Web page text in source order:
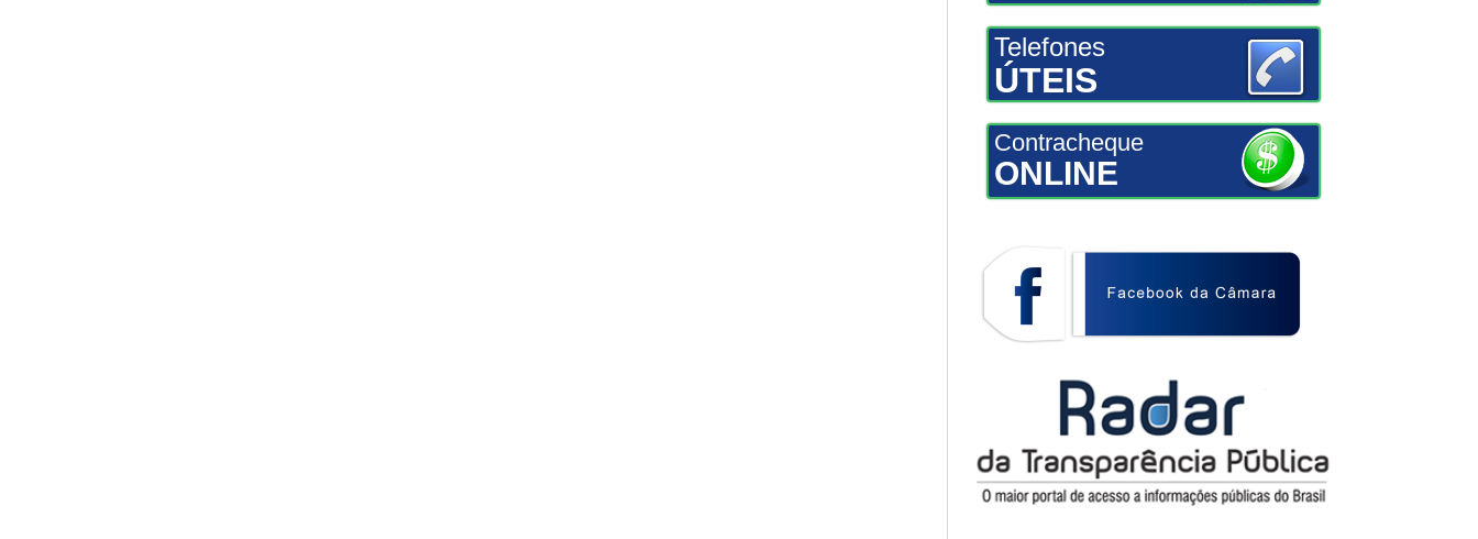
Telefones
ÚTEIS
Contracheque
ONLINE